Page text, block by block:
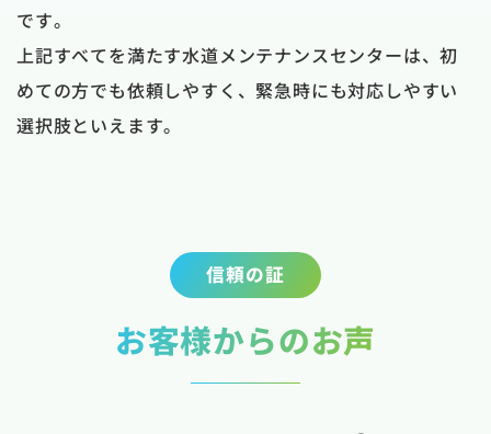
です。
上記すべてを満たす水道メンテナンスセンターは、初
めての方でも依頼しやすく、緊急時にも対応しやすい
選択肢といえます。
信頼の証
お客様からのお声